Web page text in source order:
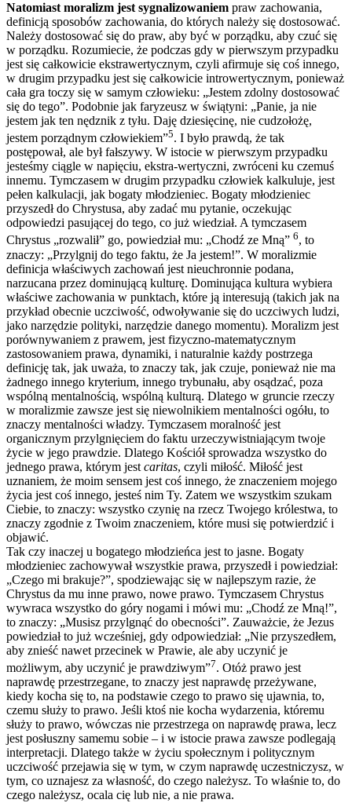
Natomiast moralizm jest sygnalizowaniem praw zachowania,
definicją sposobów zachowania, do których należy się dostosować.
Należy dostosować się do praw, aby być w porządku, aby czuć się
w porządku. Rozumiecie, że podczas gdy w pierwszym przypadku
jest się całkowicie ekstrawertycznym, czyli afirmuje się coś innego,
w drugim przypadku jest się całkowicie introwertycznym, ponieważ
cała gra toczy się w samym człowieku: „Jestem zdolny dostosować
się do tego”. Podobnie jak faryzeusz w świątyni: „Panie, ja nie
jestem jak ten nędznik z tyłu. Daję dziesięcinę, nie cudzołożę,
jestem porządnym człowiekiem”5. I było prawdą, że tak
postępował, ale był fałszywy. W istocie w pierwszym przypadku
jesteśmy ciągle w napięciu, ekstra-wertyczni, zwróceni ku czemuś
innemu. Tymczasem w drugim przypadku człowiek kalkuluje, jest
pełen kalkulacji, jak bogaty młodzieniec. Bogaty młodzieniec
przyszedł do Chrystusa, aby zadać mu pytanie, oczekując
odpowiedzi pasującej do tego, co już wiedział. A tymczasem
Chrystus „rozwalił” go, powiedział mu: „Chodź ze Mną” 6, to
znaczy: „Przylgnij do tego faktu, że Ja jestem!”. W moralizmie
definicja właściwych zachowań jest nieuchronnie podana,
narzucana przez dominującą kulturę. Dominująca kultura wybiera
właściwe zachowania w punktach, które ją interesują (takich jak na
przykład obecnie uczciwość, odwoływanie się do uczciwych ludzi,
jako narzędzie polityki, narzędzie danego momentu). Moralizm jest
porównywaniem z prawem, jest fizyczno-matematycznym
zastosowaniem prawa, dynamiki, i naturalnie każdy postrzega
definicję tak, jak uważa, to znaczy tak, jak czuje, ponieważ nie ma
żadnego innego kryterium, innego trybunału, aby osądzać, poza
wspólną mentalnością, wspólną kulturą. Dlatego w gruncie rzeczy
w moralizmie zawsze jest się niewolnikiem mentalności ogółu, to
znaczy mentalności władzy. Tymczasem moralność jest
organicznym przylgnięciem do faktu urzeczywistniającym twoje
życie w jego prawdzie. Dlatego Kościół sprowadza wszystko do
jednego prawa, którym jest caritas, czyli miłość. Miłość jest
uznaniem, że moim sensem jest coś innego, że znaczeniem mojego
życia jest coś innego, jesteś nim Ty. Zatem we wszystkim szukam
Ciebie, to znaczy: wszystko czynię na rzecz Twojego królestwa, to
znaczy zgodnie z Twoim znaczeniem, które musi się potwierdzić i
objawić.
Tak czy inaczej u bogatego młodzieńca jest to jasne. Bogaty
młodzieniec zachowywał wszystkie prawa, przyszedł i powiedział:
„Czego mi brakuje?”, spodziewając się w najlepszym razie, że
Chrystus da mu inne prawo, nowe prawo. Tymczasem Chrystus
wywraca wszystko do góry nogami i mówi mu: „Chodź ze Mną!”,
to znaczy: „Musisz przylgnąć do obecności”. Zauważcie, że Jezus
powiedział to już wcześniej, gdy odpowiedział: „Nie przyszedłem,
aby znieść nawet przecinek w Prawie, ale aby uczynić je
możliwym, aby uczynić je prawdziwym”7. Otóż prawo jest
naprawdę przestrzegane, to znaczy jest naprawdę przeżywane,
kiedy kocha się to, na podstawie czego to prawo się ujawnia, to,
czemu służy to prawo. Jeśli ktoś nie kocha wydarzenia, któremu
służy to prawo, wówczas nie przestrzega on naprawdę prawa, lecz
jest posłuszny samemu sobie – i w istocie prawa zawsze podlegają
interpretacji. Dlatego także w życiu społecznym i politycznym
uczciwość przejawia się w tym, w czym naprawdę uczestniczysz, w
tym, co uznajesz za własność, do czego należysz. To właśnie to, do
czego należysz, ocala cię lub nie, a nie prawa.